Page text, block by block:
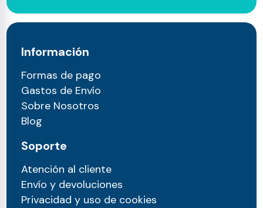
Información
Formas de pago
Gastos de Envío
Sobre Nosotros
Blog
Soporte
Atención al cliente
Envío y devoluciones
Privacidad y uso de cookies